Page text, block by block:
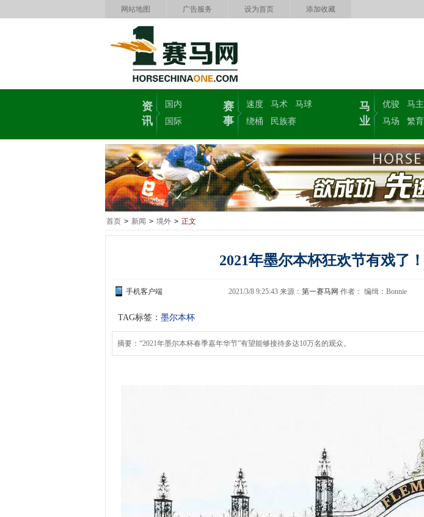
网站地图 广告服务 设为首页 添加收藏
资
讯
国内
国际
赛
事
速度 马术
马球
绕桶
民族赛
马
业
优骏 马主
马场
繁育
首页 > 新闻 > 境外 > 正文
2021年墨尔本杯狂欢节有戏了！
手机客户端 2021/3/8 9:25:43 来源： 第一赛马网 作者： 编缉：Bonnie
TAG标签： 墨尔本杯
摘要：“2021年墨尔本杯春季嘉年华节”有望能够接待多达10万名的观众。